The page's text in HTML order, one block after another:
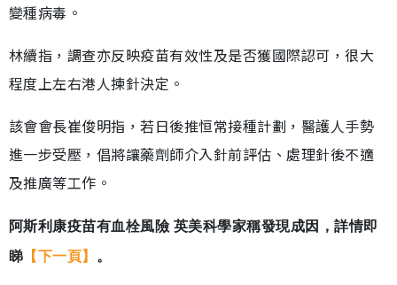
變種病毒。
林續指，調查亦反映疫苗有效性及是否獲國際認可，很大
程度上左右港人揀針決定。
該會會長崔俊明指，若日後推恒常接種計劃，醫護人手勢
進一步受壓，倡將讓藥劑師介入針前評估、處理針後不適
及推廣等工作。
阿斯利康疫苗有血栓風險 英美科學家稱發現成因，詳情即
睇 【下一頁】 。